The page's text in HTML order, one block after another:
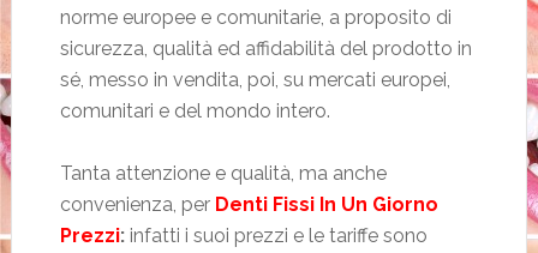
norme europee e comunitarie, a proposito di
sicurezza, qualità ed affidabilità del prodotto in
sé, messo in vendita, poi, su mercati europei,
comunitari e del mondo intero.
Tanta attenzione e qualità, ma anche
convenienza, perDenti Fissi In Un Giorno
Prezzi: infatti i suoi prezzi e le tariffe sono